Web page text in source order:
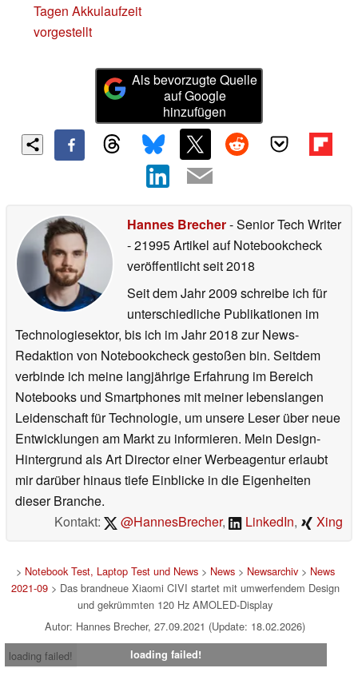
Tagen Akkulaufzeit
vorgestellt
Als bevorzugte Quelle
auf Google
hinzufügen
Hannes Brecher- Senior Tech Writer
- 21995 Artikel auf Notebookcheck
veröffentlichtseit 2018
Seit dem Jahr 2009 schreibe ich für
unterschiedliche Publikationen im
Technologiesektor, bis ich im Jahr 2018 zur News-
Redaktion von Notebookcheck gestoßen bin. Seitdem
verbinde ich meine langjährige Erfahrung im Bereich
Notebooks und Smartphones mit meiner lebenslangen
Leidenschaft für Technologie, um unsere Leser über neue
Entwicklungen am Markt zu informieren. Mein Design-
Hintergrund als Art Director einer Werbeagentur erlaubt
mir darüber hinaus tiefe Einblicke in die Eigenheiten
dieser Branche.
Kontakt:
@HannesBrecher, LinkedIn, Xing
> Notebook Test, Laptop Test und News> News> Newsarchiv> News
2021-09> Das brandneue Xiaomi CIVI startet mit umwerfendem Design
und gekrümmten 120 Hz AMOLED-Display
Autor: Hannes Brecher, 27.09.2021 (Update: 18.02.2026)
loading failed!
loading failed!